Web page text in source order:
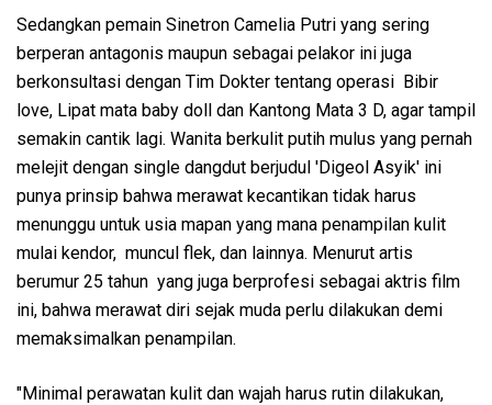
Sedangkan pemain Sinetron Camelia Putri yang sering
berperan antagonis maupun sebagai pelakor ini juga
berkonsultasi dengan Tim Dokter tentang operasi Bibir
love, Lipat mata baby doll dan Kantong Mata 3 D, agar tampil
semakin cantik lagi. Wanita berkulit putih mulus yang pernah
melejit dengan single dangdut berjudul 'Digeol Asyik' ini
punya prinsip bahwa merawat kecantikan tidak harus
menunggu untuk usia mapan yang mana penampilan kulit
mulai kendor, muncul flek, dan lainnya. Menurut artis
berumur 25 tahun yang juga berprofesi sebagai aktris film
ini, bahwa merawat diri sejak muda perlu dilakukan demi
memaksimalkan penampilan.
"Minimal perawatan kulit dan wajah harus rutin dilakukan,